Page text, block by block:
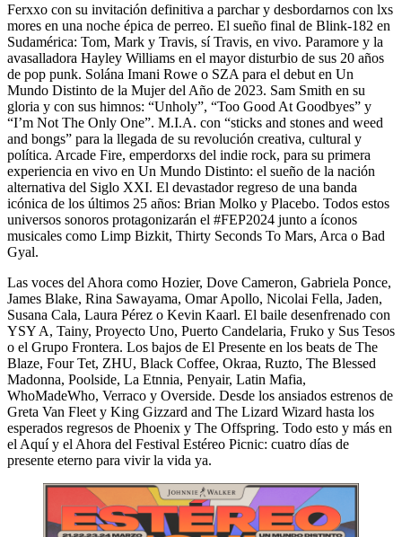
Ferxxo con su invitación definitiva a parchar y desbordarnos con lxs
mores en una noche épica de perreo. El sueño final de Blink-182 en
Sudamérica: Tom, Mark y Travis, sí Travis, en vivo. Paramore y la
avasalladora Hayley Williams en el mayor disturbio de sus 20 años
de pop punk. Solána Imani Rowe o SZA para el debut en Un
Mundo Distinto de la Mujer del Año de 2023. Sam Smith en su
gloria y con sus himnos: “Unholy”, “Too Good At Goodbyes” y
“I’m Not The Only One”. M.I.A. con “sticks and stones and weed
and bongs” para la llegada de su revolución creativa, cultural y
política. Arcade Fire, emperdorxs del indie rock, para su primera
experiencia en vivo en Un Mundo Distinto: el sueño de la nación
alternativa del Siglo XXI. El devastador regreso de una banda
icónica de los últimos 25 años: Brian Molko y Placebo. Todos estos
universos sonoros protagonizarán el #FEP2024 junto a íconos
musicales como Limp Bizkit, Thirty Seconds To Mars, Arca o Bad
Gyal.
Las voces del Ahora como Hozier, Dove Cameron, Gabriela Ponce,
James Blake, Rina Sawayama, Omar Apollo, Nicolai Fella, Jaden,
Susana Cala, Laura Pérez o Kevin Kaarl. El baile desenfrenado con
YSY A, Tainy, Proyecto Uno, Puerto Candelaria, Fruko y Sus Tesos
o el Grupo Frontera. Los bajos de El Presente en los beats de The
Blaze, Four Tet, ZHU, Black Coffee, Okraa, Ruzto, The Blessed
Madonna, Poolside, La Etnnia, Penyair, Latin Mafia,
WhoMadeWho, Verraco y Overside. Desde los ansiados estrenos de
Greta Van Fleet y King Gizzard and The Lizard Wizard hasta los
esperados regresos de Phoenix y The Offspring. Todo esto y más en
el Aquí y el Ahora del Festival Estéreo Picnic: cuatro días de
presente eterno para vivir la vida ya.